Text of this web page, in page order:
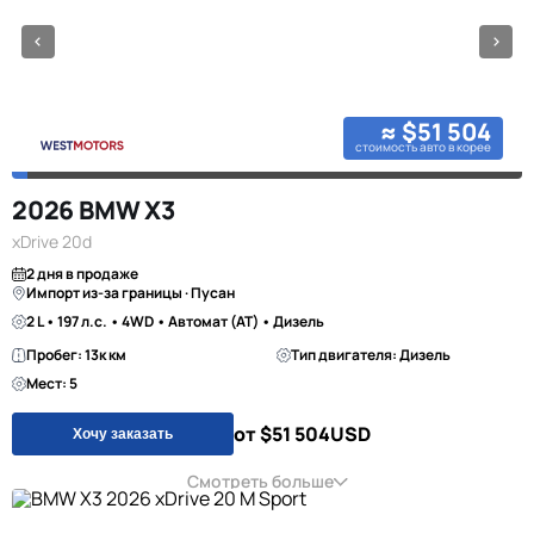
≈ $51 504
стоимость авто в корее
2026 BMW X3
xDrive 20d
2 дня в продаже
Импорт из-за границы · Пусан
2 L • 197 л.с. • 4WD • Автомат (AT) • Дизель
Пробег: 13к км
Тип двигателя: Дизель
Мест: 5
Хочу заказать от $51 504USD
Смотреть больше